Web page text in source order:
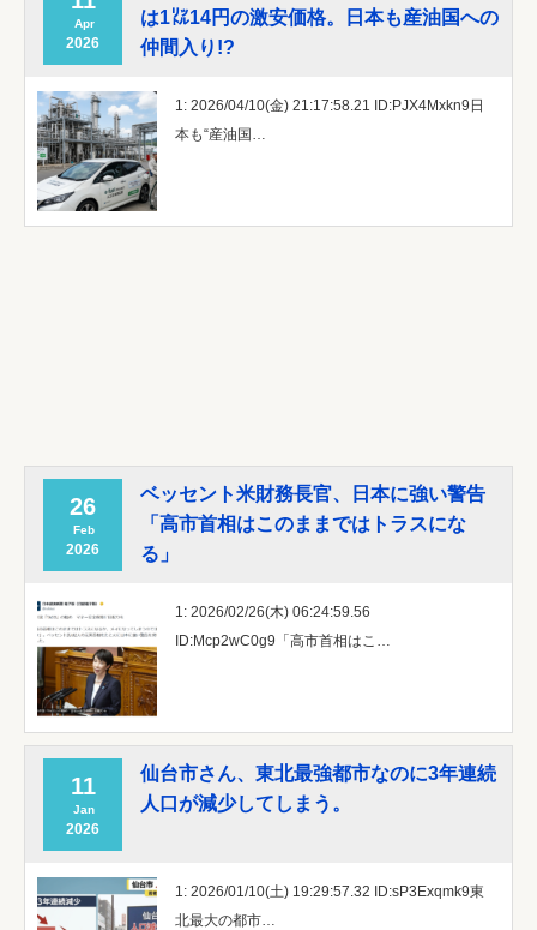
Apr
2026
は1㍑14円の激安価格。日本も産油国への
仲間入り!?
1: 2026/04/10(金) 21:17:58.21 ID:PJX4Mxkn9日
本も“産油国…
26
Feb
2026
ベッセント米財務長官、日本に強い警告
「高市首相はこのままではトラスにな
る」
1: 2026/02/26(木) 06:24:59.56
ID:Mcp2wC0g9「高市首相はこ…
11
Jan
2026
仙台市さん、東北最強都市なのに3年連続
人口が減少してしまう。
1: 2026/01/10(土) 19:29:57.32 ID:sP3Exqmk9東
北最大の都市…